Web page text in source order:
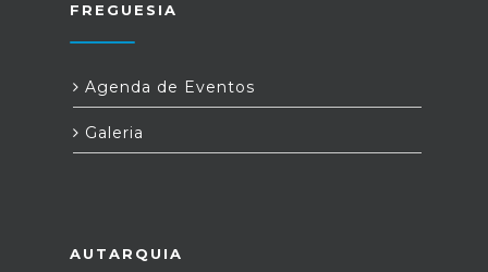
FREGUESIA
Agenda de Eventos
Galeria
AUTARQUIA